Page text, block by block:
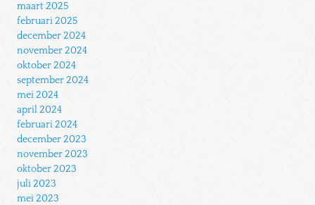
maart 2025
februari 2025
december 2024
november 2024
oktober 2024
september 2024
mei 2024
april 2024
februari 2024
december 2023
november 2023
oktober 2023
juli 2023
mei 2023